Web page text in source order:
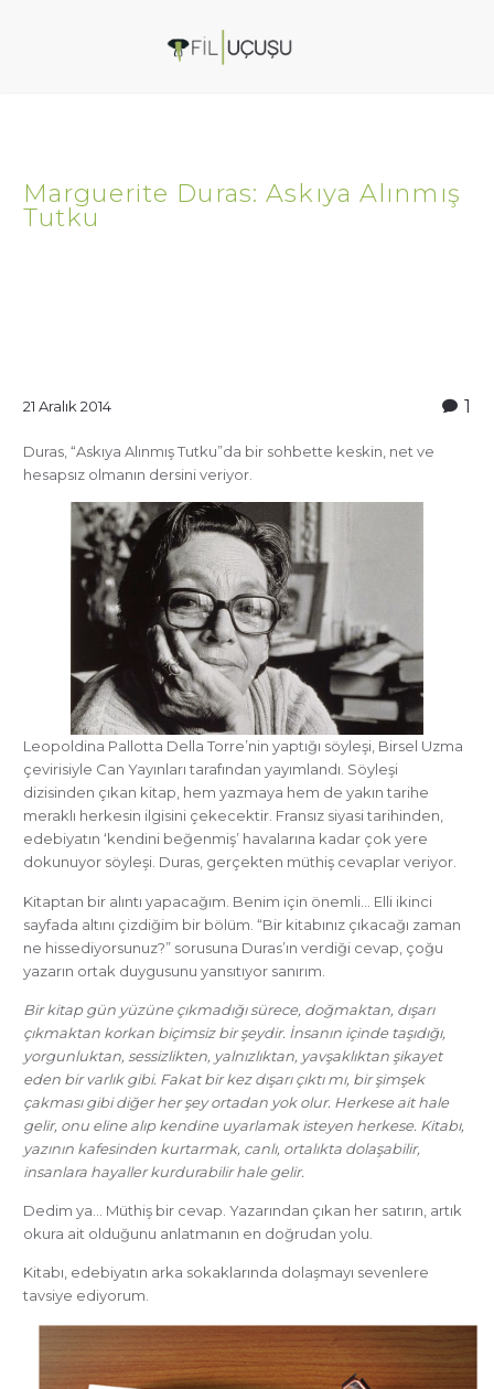
Marguerite Duras: Askıya Alınmış
Tutku
1
21 Aralık 2014
Duras, “Askıya Alınmış Tutku”da bir sohbette keskin, net ve
hesapsız olmanın dersini veriyor.
Leopoldina Pallotta Della Torre’nin yaptığı söyleşi, Birsel Uzma
çevirisiyle Can Yayınları tarafından yayımlandı. Söyleşi
dizisinden çıkan kitap, hem yazmaya hem de yakın tarihe
meraklı herkesin ilgisini çekecektir. Fransız siyasi tarihinden,
edebiyatın ‘kendini beğenmiş’ havalarına kadar çok yere
dokunuyor söyleşi. Duras, gerçekten müthiş cevaplar veriyor.
Kitaptan bir alıntı yapacağım. Benim için önemli… Elli ikinci
sayfada altını çizdiğim bir bölüm. “Bir kitabınız çıkacağı zaman
ne hissediyorsunuz?” sorusuna Duras’ın verdiği cevap, çoğu
yazarın ortak duygusunu yansıtıyor sanırım.
Bir kitap gün yüzüne çıkmadığı sürece, doğmaktan, dışarı
çıkmaktan korkan biçimsiz bir şeydir. İnsanın içinde taşıdığı,
yorgunluktan, sessizlikten, yalnızlıktan, yavşaklıktan şikayet
eden bir varlık gibi. Fakat bir kez dışarı çıktı mı, bir şimşek
çakması gibi diğer her şey ortadan yok olur. Herkese ait hale
gelir, onu eline alıp kendine uyarlamak isteyen herkese. Kitabı,
yazının kafesinden kurtarmak, canlı, ortalıkta dolaşabilir,
insanlara hayaller kurdurabilir hale gelir.
Dedim ya… Müthiş bir cevap. Yazarından çıkan her satırın, artık
okura ait olduğunu anlatmanın en doğrudan yolu.
Kitabı, edebiyatın arka sokaklarında dolaşmayı sevenlere
tavsiye ediyorum.